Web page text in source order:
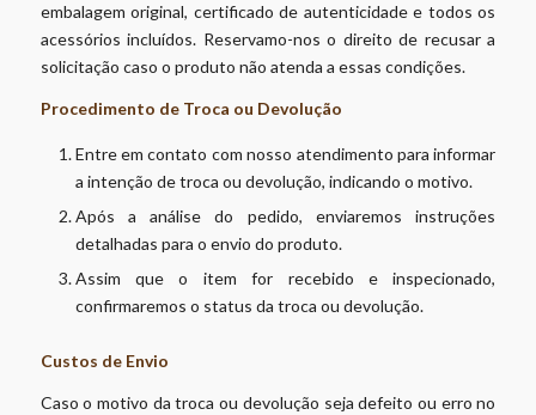
embalagem original, certificado de autenticidade e todos os
acessórios incluídos. Reservamo-nos o direito de recusar a
solicitação caso o produto não atenda a essas condições.
Procedimento de Troca ou Devolução
Entre em contato com nosso atendimento para informar
a intenção de troca ou devolução, indicando o motivo.
Após a análise do pedido, enviaremos instruções
detalhadas para o envio do produto.
Assim que o item for recebido e inspecionado,
confirmaremos o status da troca ou devolução.
Custos de Envio
Caso o motivo da troca ou devolução seja defeito ou erro no